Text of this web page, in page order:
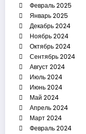
Февраль 2025
Январь 2025
Декабрь 2024
Ноябрь 2024
Октябрь 2024
Сентябрь 2024
Август 2024
Июль 2024
Июнь 2024
Май 2024
Апрель 2024
Март 2024
Февраль 2024